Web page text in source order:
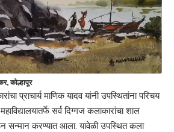
कोल्हापूर
प्राचार्य माणिक यादव यांनी उपस्थितांना परिचय
सर्व दिग्गज कलाकारांचा शाल
करण्यात आला. यावेळी उपस्थित कला